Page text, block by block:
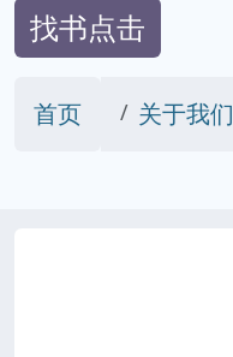
找书点击
首页 关于我们